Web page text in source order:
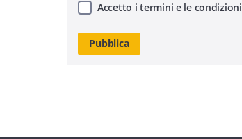
Accetto i termini e le condizioni